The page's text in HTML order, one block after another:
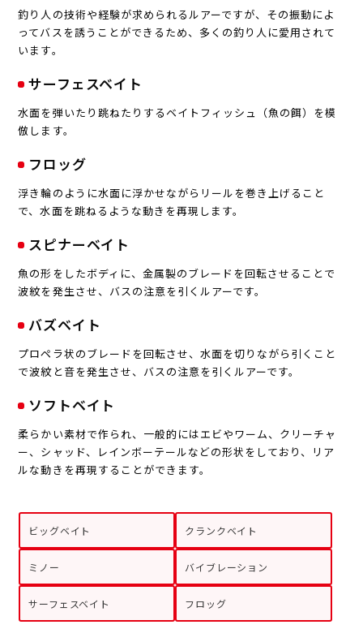
釣り人の技術や経験が求められるルアーですが、その振動によ
ってバスを誘うことができるため、多くの釣り人に愛用されて
います。
サーフェスベイト
水面を弾いたり跳ねたりするベイトフィッシュ（魚の餌）を模
倣します。
フロッグ
浮き輪のように水面に浮かせながらリールを巻き上げること
で、水面を跳ねるような動きを再現します。
スピナーベイト
魚の形をしたボディに、金属製のブレードを回転させることで
波紋を発生させ、バスの注意を引くルアーです。
バズベイト
プロペラ状のブレードを回転させ、水面を切りながら引くこと
で波紋と音を発生させ、バスの注意を引くルアーです。
ソフトベイト
柔らかい素材で作られ、一般的にはエビやワーム、クリーチャ
ー、シャッド、レインボーテールなどの形状をしており、リア
ルな動きを再現することができます。
ビッグベイト クランクベイト
ミノー バイブレーション
サーフェスベイト フロッグ